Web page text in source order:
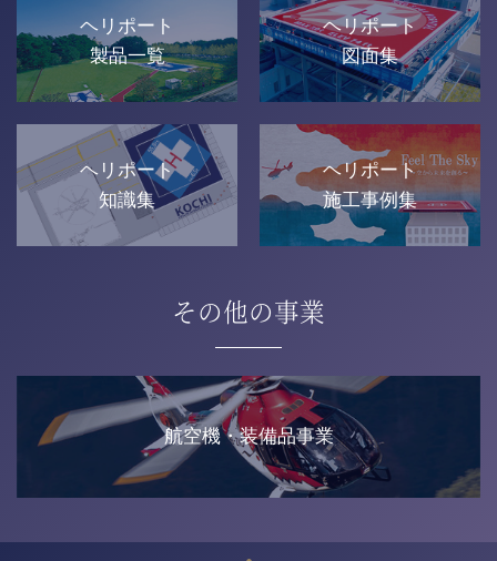
ヘリポート
製品一覧
ヘリポート
図面集
ヘリポート
知識集
ヘリポート
施工事例集
その他の事業
航空機・装備品事業